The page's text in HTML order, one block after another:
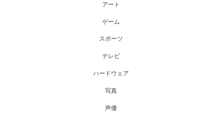
アート
ゲーム
スポーツ
テレビ
ハードウェア
写真
声優